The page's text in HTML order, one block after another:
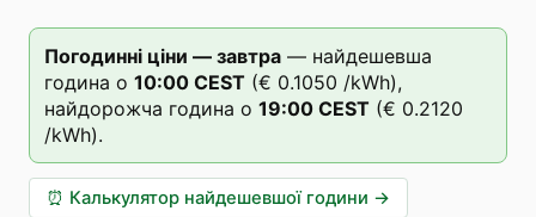
Погодинні ціни — завтра — найдешевша
година о 10:00 CEST (€ 0.1050 /kWh),
найдорожча година о 19:00 CEST (€ 0.2120
/kWh).
⏰ Калькулятор найдешевшої години →